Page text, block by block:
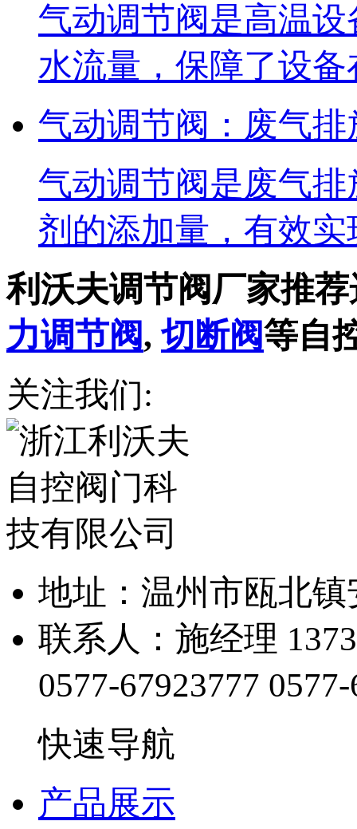
气动调节阀是高温
水流量，保障了设
气动调节阀：废气排
气动调节阀是废气
剂的添加量，有效
利沃夫调节阀厂家推
力调节阀,切断阀等自
关注我们:
地址：温州市瓯北
联系人：施经理
0577-67923777
快速导航
产品展示